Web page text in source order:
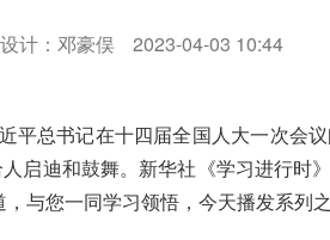
计：邓豪俣 2023-04-03 10:44
平总书记在十四届全国人大一次会
启迪和鼓舞。新华社《学习进行时
与您一同学习领悟，今天播发系列之